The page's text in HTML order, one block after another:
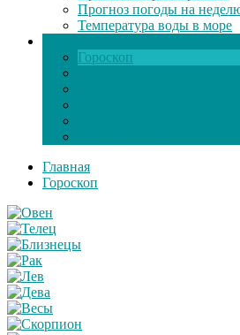
Прогноз погоды на
Температура воды в море
Гороскоп
Главная
Гороскоп